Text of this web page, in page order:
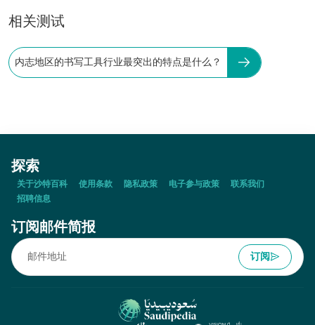
相关测试
内志地区的书写工具行业最突出的特点是什么？
探索
关于沙特百科 使用条款 隐私政策 电子参与政策
联系我们
招聘信息
订阅邮件简报
订阅